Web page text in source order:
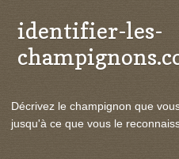
Aller
à
la
Aller
au
contenu
identifier-les-
Actualités
Décrivez le champignon que
jusqu'à ce que vous le